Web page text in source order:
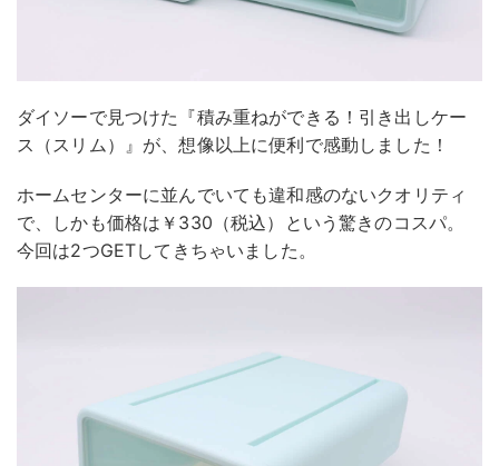
ダイソーで見つけた『積み重ねができる！引き出しケー
ス（スリム）』が、想像以上に便利で感動しました！
ホームセンターに並んでいても違和感のないクオリティ
で、しかも価格は￥330（税込）という驚きのコスパ。
今回は2つGETしてきちゃいました。